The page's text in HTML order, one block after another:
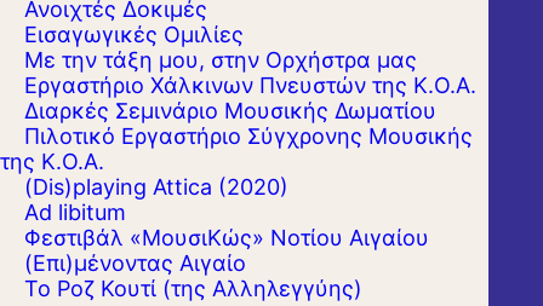
Ανοιχτές Δοκιμές
Εισαγωγικές Ομιλίες
Με την τάξη μου, στην Ορχήστρα μας
Εργαστήριo Χάλκινων Πνευστών της Κ.Ο.Α.
Διαρκές Σεμινάριο Μουσικής Δωματίου
Πιλοτικό Εργαστήριο Σύγχρονης Μουσικής
της Κ.Ο.Α.
(Dis)playing Attica (2020)
Ad libitum
Φεστιβάλ «ΜουσιΚώς» Νοτίου Αιγαίου
(Επι)μένοντας Αιγαίο
Το Ροζ Κουτί (της Αλληλεγγύης)